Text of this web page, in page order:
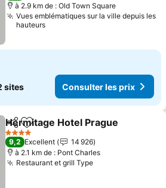
à 2.9 km de : Old Town Square
Vues emblématiques sur la ville depuis les
hauteurs
sites Consulter les prix
PartagerAjouter à mes favoris
Hermitage Hotel Prague
4 Étoiles
9,2 Excellent
14 926
à 2.1 km de : Pont Charles
Restaurant et grill TypeConsulter les